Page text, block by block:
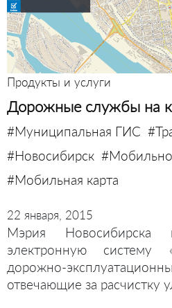
Продукты и услуги
Дорожные службы на
#Муниципальная ГИС
#Новосибирск
#Мобильная карта
22 января, 2015
Мэрия Новосибирска
электронную систему
дорожно-
отвечающие за расчистку